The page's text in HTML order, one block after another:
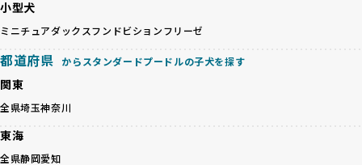
す。
量販売、負担の大きい流通構造、劣悪な飼育環境といった課
題に真摯に向き合っています。優良ブリーダーとの直接取引
を促進することで、無駄な命の消費を減らし、命を大切にす
る社会の実現を目指しています。
さらに、売上の一部を保護団体や保護団体を支援する公益法
人へ寄付しています。多くのペット販売業者が、動物福祉へ
一方で、営利優先ブリーダーは、広範囲に販売するためにペ
ットショップやオークションを活用し、子犬の心身への影響
を軽視しがちです。
「ペットショップ等を使わない」の詳細はこちら
近年、「小さくて可愛い」「珍しい毛色」という見た目の特
徴が人気を集め、高値で取引されることが多くなっていま
くありません。極小サイズは骨や心臓に負担がかかりやす
く、レアカラーには遺伝疾患のリスクが高まることがありま
小型犬
ミニチュアダックスフンドビションフリーゼ
都道府県 からスタンダードプードルの子犬を探す
関東
全県埼玉神奈川
東海
全県静岡愛知